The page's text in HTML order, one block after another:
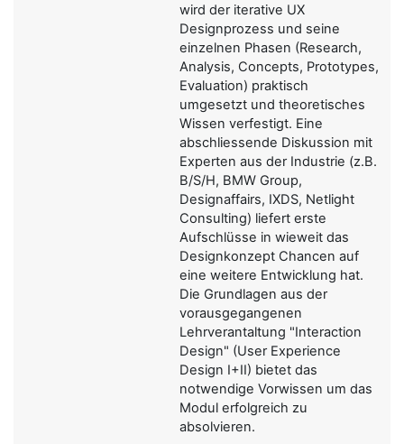
wird der iterative UX
Designprozess und seine
einzelnen Phasen (Research,
Analysis, Concepts, Prototypes,
Evaluation) praktisch
umgesetzt und theoretisches
Wissen verfestigt. Eine
abschliessende Diskussion mit
Experten aus der Industrie (z.B.
B/S/H, BMW Group,
Designaffairs, IXDS, Netlight
Consulting) liefert erste
Aufschlüsse in wieweit das
Designkonzept Chancen auf
eine weitere Entwicklung hat.
Die Grundlagen aus der
vorausgegangenen
Lehrverantaltung "Interaction
Design" (User Experience
Design I+II) bietet das
notwendige Vorwissen um das
Modul erfolgreich zu
absolvieren.